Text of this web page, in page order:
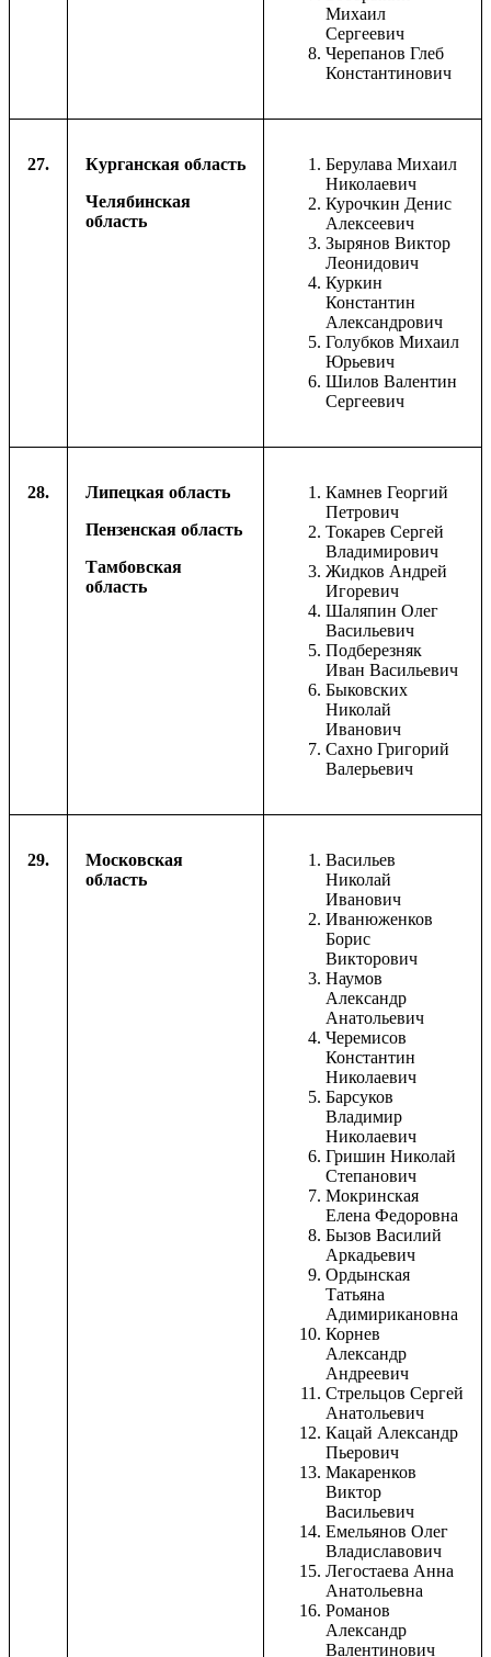
Михаил
Сергеевич
Черепанов Глеб
Константинович
27.
Курганская область
Челябинская
область
Берулава Михаил
Николаевич
Курочкин Денис
Алексеевич
Зырянов Виктор
Леонидович
Куркин
Константин
Александрович
Голубков Михаил
Юрьевич
Шилов Валентин
Сергеевич
28.
Липецкая область
Пензенская область
Тамбовская
область
Камнев Георгий
Петрович
Токарев Сергей
Владимирович
Жидков Андрей
Игоревич
Шаляпин Олег
Васильевич
Подберезняк
Иван Васильевич
Быковских
Николай
Иванович
Сахно Григорий
Валерьевич
29.
Московская
область
Васильев
Николай
Иванович
Иванюженков
Борис
Викторович
Наумов
Александр
Анатольевич
Черемисов
Константин
Николаевич
Барсуков
Владимир
Николаевич
Гришин Николай
Степанович
Мокринская
Елена Федоровна
Бызов Василий
Аркадьевич
Ордынская
Татьяна
Адимирикановна
Корнев
Александр
Андреевич
Стрельцов Сергей
Анатольевич
Кацай Александр
Пьерович
Макаренков
Виктор
Васильевич
Емельянов Олег
Владиславович
Легостаева Анна
Анатольевна
Романов
Александр
Валентинович